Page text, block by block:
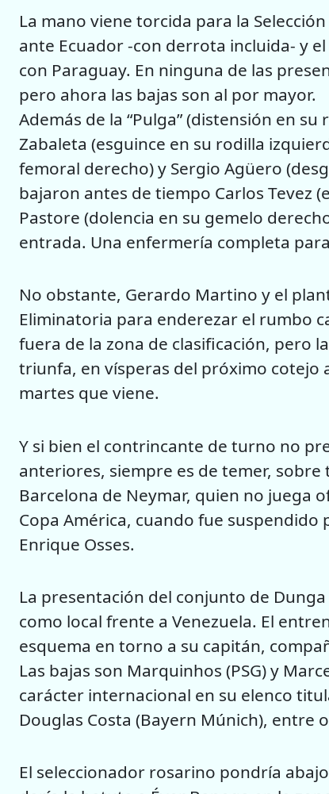
La mano viene torcida para la
ante Ecuador -con derrota incluida- y
con Paraguay. En ninguna de las
pero ahora las bajas son al por mayor.
Además de la “Pulga” (distensión en
Zabaleta (esguince en su rodilla
femoral derecho) y Sergio Agüero
bajaron antes de tiempo Carlos Tevez
Pastore (dolencia en su gemelo
entrada. Una enfermería completa
No obstante, Gerardo Martino y el
Eliminatoria para enderezar el rumbo
fuera de la zona de clasificación, pero
triunfa, en vísperas del próximo cotejo
martes que viene.
Y si bien el contrincante de turno no
anteriores, siempre es de temer,
Barcelona de Neymar, quien no juega
Copa América, cuando fue
Enrique Osses.
La presentación del conjunto de
como local frente a Venezuela. El
esquema en torno a su capitán,
Las bajas son Marquinhos (PSG) y
carácter internacional en su elenco
Douglas Costa (Bayern Múnich), entre
El seleccionador rosarino pondría